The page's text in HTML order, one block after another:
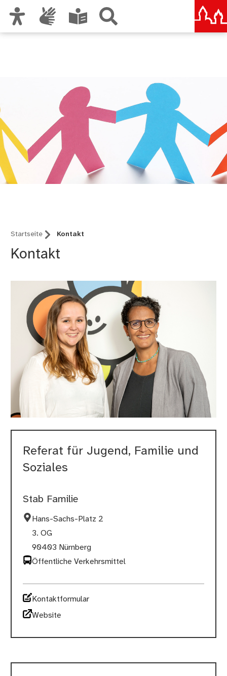
Startseite Kontakt
Kontakt
Referat für Jugend, Familie und
Soziales
Stab Familie
Hans-Sachs-Platz 2
3. OG
90403 Nürnberg
Öffentliche Verkehrsmittel
Kontaktformular
Website